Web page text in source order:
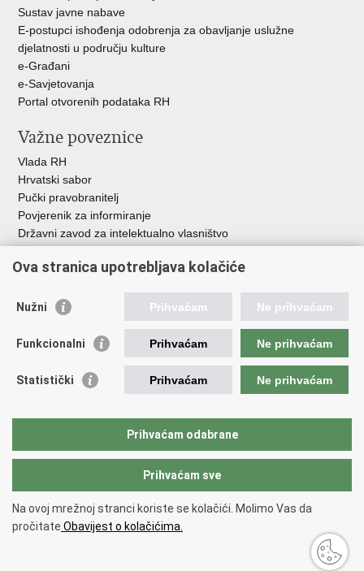
Sustav javne nabave
E-postupci ishođenja odobrenja za obavljanje uslužne
djelatnosti u području kulture
e-Građani
e-Savjetovanja
Portal otvorenih podataka RH
Važne poveznice
Vlada RH
Hrvatski sabor
Pučki pravobranitelj
Povjerenik za informiranje
Državni zavod za intelektualno vlasništvo
HAKOM
Ostale poveznice
Hrvatski audiovizualni centar
Creative Europe
EU National Institutes for Culture
Međunarodni centar za podvodnu arheologiju u Zadru (MCPA)
Copyright © 2026 Ministarstvo kulture i medija.
pristupačnosti.
Ova stranica upotrebljava kolačiće
Nužni Prihvaćam Ne prihvaćam
Funkcionalni Prihvaćam Ne prihvaćam
Statistički Prihvaćam Ne prihvaćam
Prihvaćam odabrane
Prihvaćam sve
Na ovoj mrežnoj stranci koriste se kolačići. Molimo Vas da
pročitate Obavijest o kolačićima.